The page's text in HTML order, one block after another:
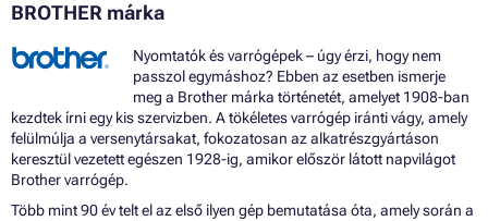
BROTHER márka
Nyomtatók és varrógépek – úgy érzi, hogy nem
passzol egymáshoz? Ebben az esetben ismerje
meg a Brother márka történetét, amelyet 1908-ban
kezdtek írni egy kis szervizben. A tökéletes varrógép iránti vágy, amely
felülmúlja a versenytársakat, fokozatosan az alkatrészgyártáson
keresztül vezetett egészen 1928-ig, amikor először látott napvilágot
Brother varrógép.
Több mint 90 év telt el az első ilyen gép bemutatása óta, amely során a